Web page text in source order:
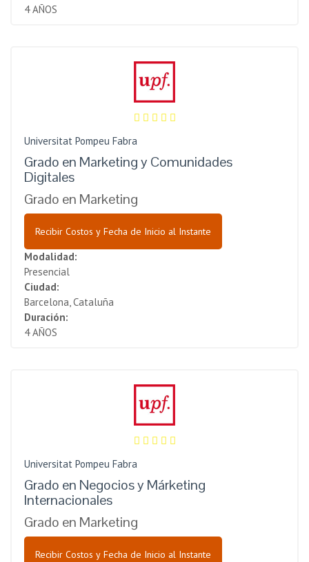
4 AÑOS
Universitat Pompeu Fabra
Grado en Marketing y Comunidades
Digitales
Grado en Marketing
Recibir Costos y Fecha de Inicio al Instante
Modalidad:
Presencial
Ciudad:
Barcelona, Cataluña
Duración:
4 AÑOS
Universitat Pompeu Fabra
Grado en Negocios y Márketing
Internacionales
Grado en Marketing
Recibir Costos y Fecha de Inicio al Instante